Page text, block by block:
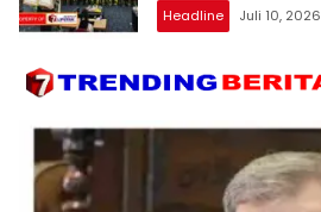
Headline Juli 10, 2026